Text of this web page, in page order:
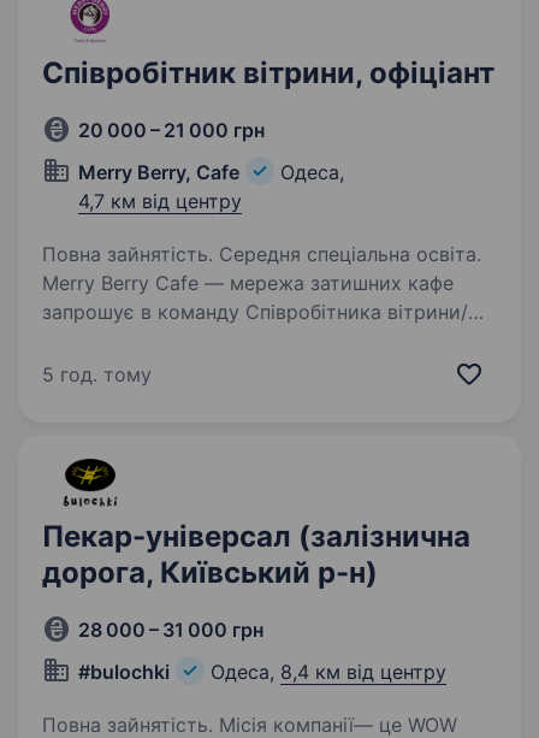
Співробітник вітрини, офіціант
20 000 – 21 000 грн
Merry Berry, Cafe
Одеса,
4,7 км від центру
Повна зайнятість. Середня спеціальна освіта.
Merry Berry Cafe — мережа затишних кафе
запрошує в команду Співробітника вітрини/
умови, стабільна оплата та можливість росту.
5 год. тому
Пекар-універсал (залізнична
дорога, Київський р-н)
28 000 – 31 000 грн
#bulochki
Одеса, 8,4 км від центру
Повна зайнятість. Місія компанії— це WOW